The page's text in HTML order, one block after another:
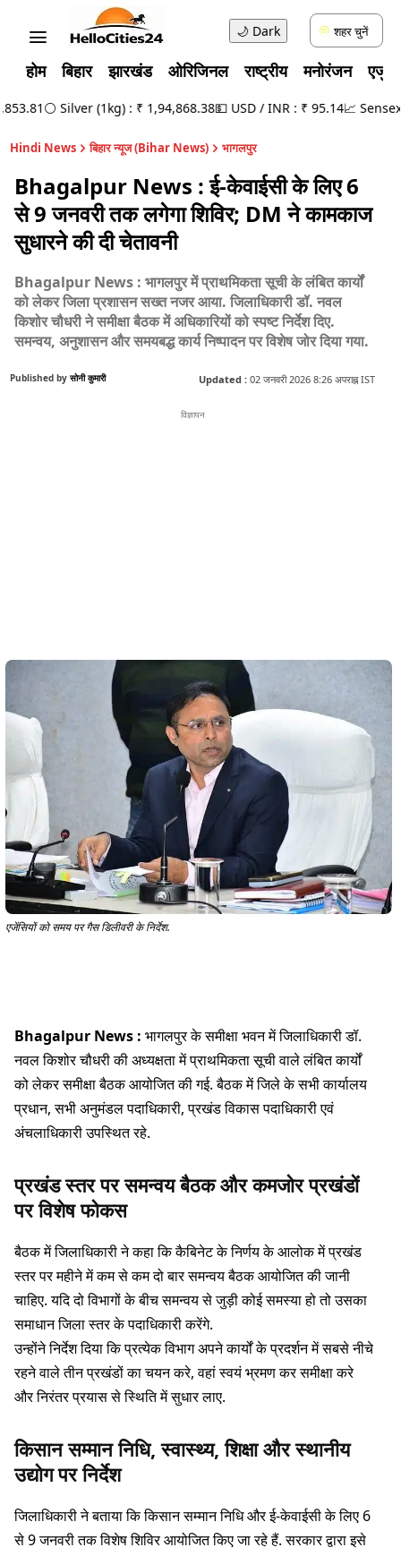
🌙 Dark शहर चुनें
होम बिहार झारखंड ओरिजिनल राष्ट्रीय मनोरंजन
⚪ Silver (1kg) : ₹ 1,94,868.38💵 USD / INR : ₹ 95.14📈 Sensex :
Hindi News बिहार न्यूज (Bihar News) भागलपुर
Bhagalpur News : ई-केवाईसी के लिए 6
से 9 जनवरी तक लगेगा शिविर; DM ने कामकाज
सुधारने की दी चेतावनी
Bhagalpur News : भागलपुर में प्राथमिकता सूची के लंबित कार्यों
को लेकर जिला प्रशासन सख्त नजर आया. जिलाधिकारी डॉ. नवल
किशोर चौधरी ने समीक्षा बैठक में अधिकारियों को स्पष्ट निर्देश दिए.
समन्वय, अनुशासन और समयबद्ध कार्य निष्पादन पर विशेष जोर दिया गया.
Published by सोनी कुमारी Updated : 02 जनवरी 2026 8:26 अपराह्न IST
विज्ञापन
एजेंसियों को समय पर गैस डिलीवरी के निर्देश.
Bhagalpur News : भागलपुर के समीक्षा भवन में जिलाधिकारी डॉ.
नवल किशोर चौधरी की अध्यक्षता में प्राथमिकता सूची वाले लंबित कार्यों
को लेकर समीक्षा बैठक आयोजित की गई. बैठक में जिले के सभी कार्यालय
प्रधान, सभी अनुमंडल पदाधिकारी, प्रखंड विकास पदाधिकारी एवं
अंचलाधिकारी उपस्थित रहे.
प्रखंड स्तर पर समन्वय बैठक और कमजोर प्रखंडों
पर विशेष फोकस
बैठक में जिलाधिकारी ने कहा कि कैबिनेट के निर्णय के आलोक में प्रखंड
स्तर पर महीने में कम से कम दो बार समन्वय बैठक आयोजित की जानी
चाहिए. यदि दो विभागों के बीच समन्वय से जुड़ी कोई समस्या हो तो उसका
समाधान जिला स्तर के पदाधिकारी करेंगे.
उन्होंने निर्देश दिया कि प्रत्येक विभाग अपने कार्यों के प्रदर्शन में सबसे नीचे
रहने वाले तीन प्रखंडों का चयन करे, वहां स्वयं भ्रमण कर समीक्षा करे
और निरंतर प्रयास से स्थिति में सुधार लाए.
किसान सम्मान निधि, स्वास्थ्य, शिक्षा और स्थानीय
उद्योग पर निर्देश
जिलाधिकारी ने बताया कि किसान सम्मान निधि और ई-केवाईसी के लिए 6
से 9 जनवरी तक विशेष शिविर आयोजित किए जा रहे हैं. सरकार द्वारा इसे